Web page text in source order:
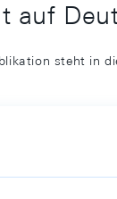
auf
steht in